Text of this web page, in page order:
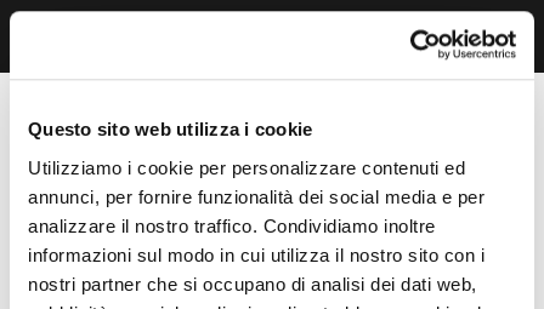
Questo sito web utilizza i cookie
Utilizziamo i cookie per personalizzare contenuti ed
annunci, per fornire funzionalità dei social media e per
analizzare il nostro traffico. Condividiamo inoltre
informazioni sul modo in cui utilizza il nostro sito con i
nostri partner che si occupano di analisi dei dati web,